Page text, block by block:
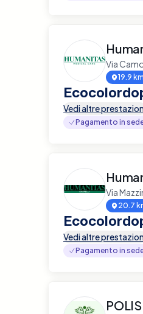
Via
19.9 km
Vedi altre
Pagamento in
Via
20.7
Vedi altre
Pagamento in